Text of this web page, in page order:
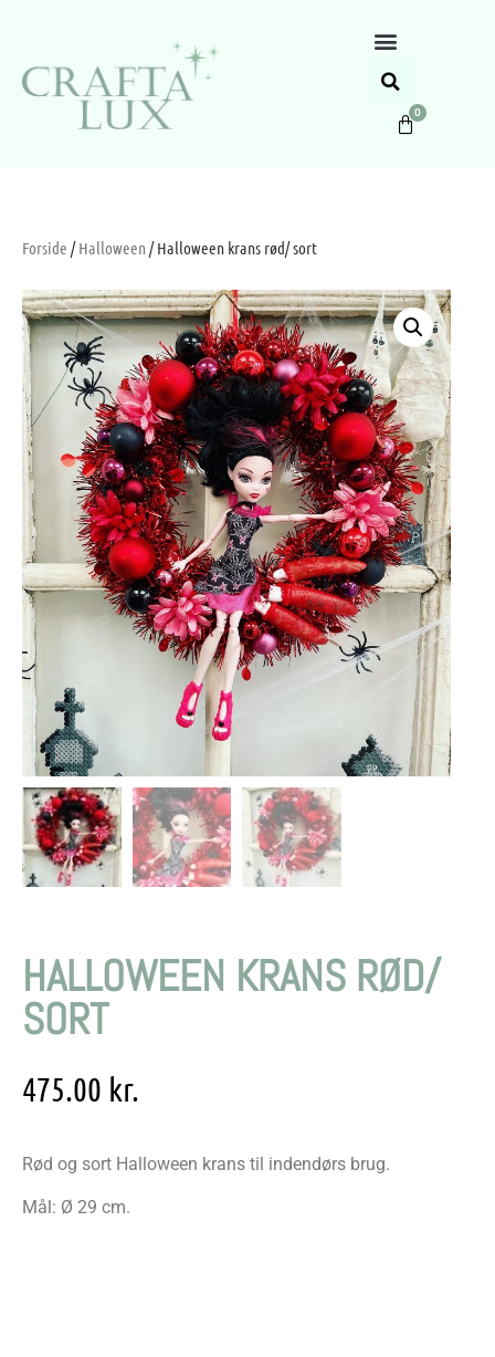
0
Forside /Halloween / Halloween krans rød/ sort
HALLOWEEN KRANS RØD/
SORT
475.00 kr.
Rød og sort Halloween krans til indendørs brug.
Mål: Ø 29 cm.